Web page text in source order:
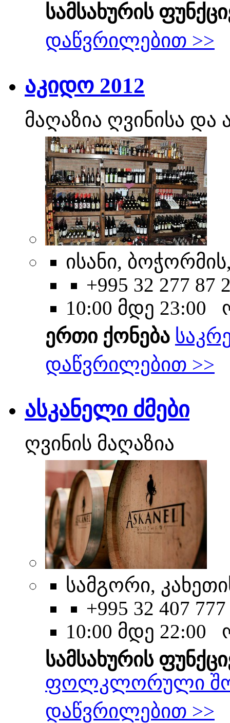
სამსახურის
დაწვრილებით >>
აკიდო 2012
მაღაზია ღვინისა
ისანი,
+995 32 277 87
10:00 მდე 23:00
ერთი ქონება
დაწვრილებით >>
ასკანელი ძმები
ღვინის მაღაზია
სამგორი,
+995 32 407 777
10:00 მდე 22:00
სამსახურის
ფოლკლორული
დაწვრილებით >>